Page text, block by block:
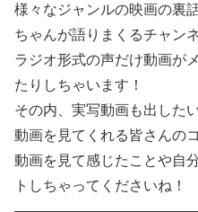
様々なジャンルの映画の裏
ちゃんが語りまくるチャン
ラジオ形式の声だけ動画が
たりしちゃいます！
その内、実写動画も出した
動画を見てくれる皆さんの
動画を見て感じたことや自
トしちゃってくださいね！